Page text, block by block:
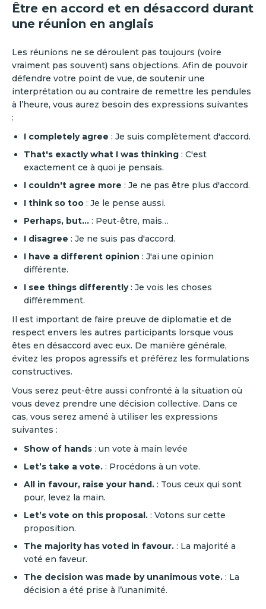
Être en accord et en désaccord durant
une réunion en anglais
Les réunions ne se déroulent pas toujours (voire
vraiment pas souvent) sans objections. Afin de pouvoir
défendre votre point de vue, de soutenir une
interprétation ou au contraire de remettre les pendules
à l’heure, vous aurez besoin des expressions suivantes
:
I completely agree : Je suis complètement d'accord.
That's exactly what I was thinking : C'est
exactement ce à quoi je pensais.
I couldn't agree more : Je ne pas être plus d'accord.
I think so too : Je le pense aussi.
Perhaps, but... : Peut-être, mais…‍
I disagree : Je ne suis pas d'accord.
I have a different opinion : J'ai une opinion
différente.
I see things differently: Je vois les choses
différemment.
‍Il est important de faire preuve de diplomatie et de
respect envers les autres participants lorsque vous
êtes en désaccord avec eux. De manière générale,
évitez les propos agressifs et préférez les formulations
constructives.
Vous serez peut-être aussi confronté à la situation où
vous devez prendre une décision collective. Dans ce
cas, vous serez amené à utiliser les expressions
suivantes :
Show of hands : un vote à main levée
Let’s take a vote. : Procédons à un vote.
All in favour, raise your hand. : Tous ceux qui sont
pour, levez la main.
Let’s vote on this proposal. : Votons sur cette
proposition.
The majority has voted in favour. : La majorité a
voté en faveur.
The decision was made by unanimous vote. : La
décision a été prise à l’unanimité.